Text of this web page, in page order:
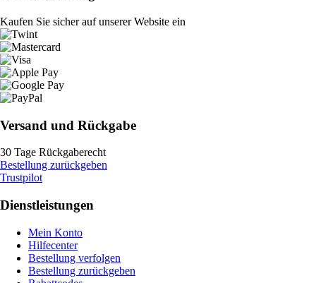
Kaufen Sie sicher auf unserer Website ein
Versand und Rückgabe
30 Tage Rückgaberecht
Bestellung zurückgeben
Trustpilot
Dienstleistungen
Mein Konto
Hilfecenter
Bestellung verfolgen
Bestellung zurückgeben